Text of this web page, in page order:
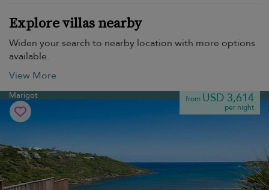
Explore villas nearby
Widen your search to nearby location with more options
available.
View More
Marigot from USD 3,614
per night